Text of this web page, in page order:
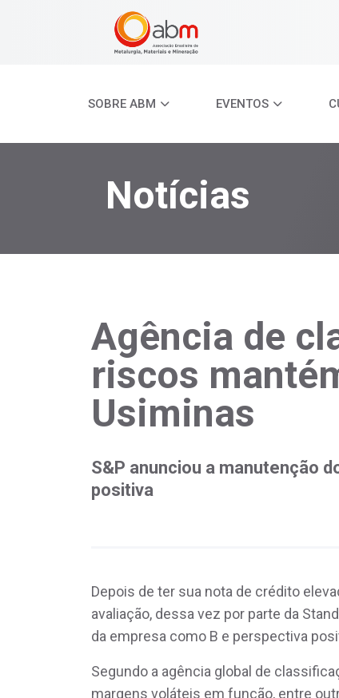
SOBRE ABM EVENTOS
Notícias
Agência de
riscos
Usiminas
S&P anunciou a manutenção
positiva
Depois de ter sua nota de crédito
avaliação, dessa vez por parte da
da empresa como B e perspectiva
Segundo a agência global de
margens voláteis em função, entre